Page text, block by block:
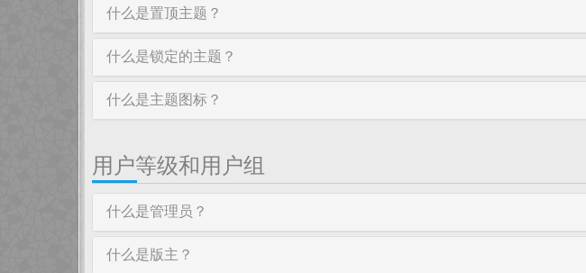
什么是置顶主题？
什么是锁定的主题？
什么是主题图标？
用户等级和用户组
什么是管理员？
什么是版主？